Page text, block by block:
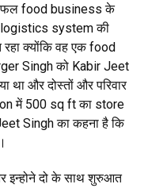
food business के
system की
रहा क्योंकि वह एक food
Singh को Kabir Jeet
था और दोस्तों और परिवार
में 500 sq ft का store
Singh का कहना है कि
इन्होने दो के साथ शुरुआत